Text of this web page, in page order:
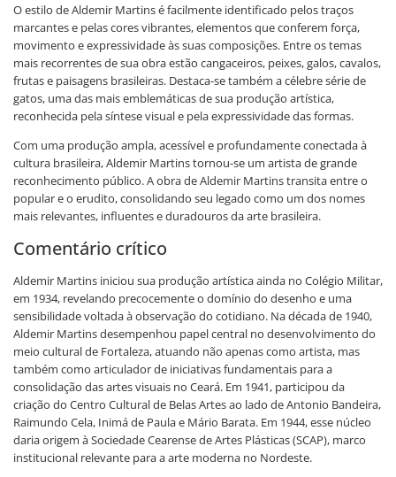
O estilo de Aldemir Martins é facilmente identificado pelos traços
marcantes e pelas cores vibrantes, elementos que conferem força,
movimento e expressividade às suas composições. Entre os temas
mais recorrentes de sua obra estão cangaceiros, peixes, galos, cavalos,
frutas e paisagens brasileiras. Destaca-se também a célebre série de
gatos, uma das mais emblemáticas de sua produção artística,
reconhecida pela síntese visual e pela expressividade das formas.
Com uma produção ampla, acessível e profundamente conectada à
cultura brasileira, Aldemir Martins tornou-se um artista de grande
reconhecimento público. A obra de Aldemir Martins transita entre o
popular e o erudito, consolidando seu legado como um dos nomes
mais relevantes, influentes e duradouros da arte brasileira.
Comentário crítico
Aldemir Martins iniciou sua produção artística ainda no Colégio Militar,
em 1934, revelando precocemente o domínio do desenho e uma
sensibilidade voltada à observação do cotidiano. Na década de 1940,
Aldemir Martins desempenhou papel central no desenvolvimento do
meio cultural de Fortaleza, atuando não apenas como artista, mas
também como articulador de iniciativas fundamentais para a
consolidação das artes visuais no Ceará. Em 1941, participou da
criação do Centro Cultural de Belas Artes ao lado de Antonio Bandeira,
Raimundo Cela, Inimá de Paula e Mário Barata. Em 1944, esse núcleo
daria origem à Sociedade Cearense de Artes Plásticas (SCAP), marco
institucional relevante para a arte moderna no Nordeste.